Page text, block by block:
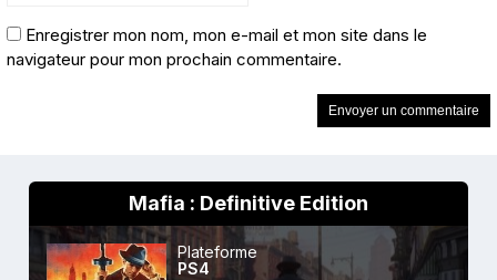
Enregistrer mon nom, mon e-mail et mon site dans le
navigateur pour mon prochain commentaire.
Mafia : Definitive Edition
Plateforme
PS4